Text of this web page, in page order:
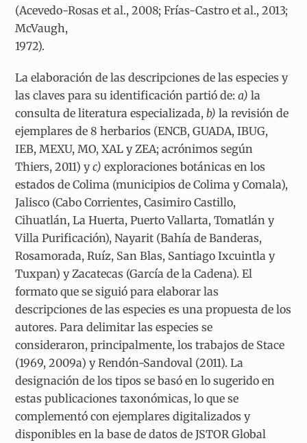
(Acevedo-Rosas et al., 2008; Frías-Castro et al., 2013;
McVaugh,
1972).
La elaboración de las descripciones de las especies y
las claves para su identificación partió de:a) la
consulta de literatura especializada,b) la revisión de
ejemplares de 8 herbarios (ENCB, GUADA, IBUG,
IEB, MEXU, MO, XAL y ZEA; acrónimos según
Thiers, 2011) yc) exploraciones botánicas en los
estados de Colima (municipios de Colima y Comala),
Jalisco (Cabo Corrientes, Casimiro Castillo,
Cihuatlán, La Huerta, Puerto Vallarta, Tomatlán y
Villa Purificación), Nayarit (Bahía de Banderas,
Rosamorada, Ruíz, San Blas, Santiago Ixcuintla y
Tuxpan) y Zacatecas (García de la Cadena). El
formato que se siguió para elaborar las
descripciones de las especies es una propuesta de los
autores. Para delimitar las especies se
consideraron, principalmente, los trabajos de Stace
(1969, 2009a) y Rendón-Sandoval (2011). La
designación de los tipos se basó en lo sugerido en
estas publicaciones taxonómicas, lo que se
complementó con ejemplares digitalizados y
disponibles en la base de datos de JSTOR Global